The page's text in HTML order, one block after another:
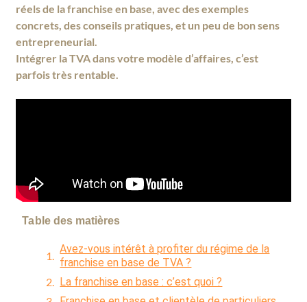
réels de la franchise en base, avec des exemples
concrets, des conseils pratiques, et un peu de bon sens
entrepreneurial.
Intégrer la TVA dans votre modèle d’affaires, c’est
parfois très rentable.
Table des matières
Avez-vous intérêt à profiter du régime de la
franchise en base de TVA ?
La franchise en base : c’est quoi ?